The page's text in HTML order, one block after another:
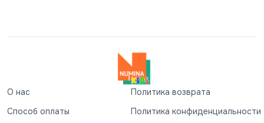
О нас
Политика возврата
Способ оплаты
Политика конфиденциальности